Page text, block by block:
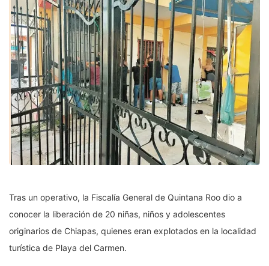
Tras un operativo, la Fiscalía General de Quintana Roo dio a
conocer la liberación de 20 niñas, niños y adolescentes
originarios de Chiapas, quienes eran explotados en la localidad
turística de Playa del Carmen.